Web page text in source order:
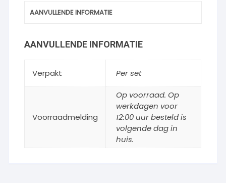
AANVULLENDE INFORMATIE
AANVULLENDE INFORMATIE
Verpakt Per set
Voorraadmelding
Op voorraad. Op
werkdagen voor
12:00 uur besteld is
volgende dag in
huis.